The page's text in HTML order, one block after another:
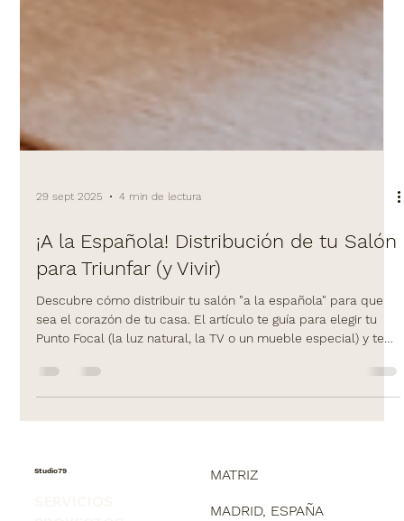
29 sept 2025 4 min de lectura
Descubre cómo distribuir tu salón "a la española" para que
presenta los 4 diseños de distribución más efectivos para
necesidades de las casas en España, incluye las medidas